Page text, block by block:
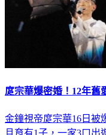
庹宗華爆密婚！12年舊
金鐘視帝庹宗華16日被
且育有1子，一家3口